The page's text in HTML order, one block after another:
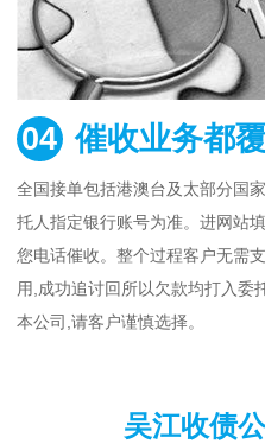
04 催收业务都
全国接单包括港澳台及太部分国
托人指定银行账号为准。进网站
您电话催收。整个过程客户无需
用,成功追讨回所以欠款均打入委
本公司,请客户谨慎选择。
吴江收债